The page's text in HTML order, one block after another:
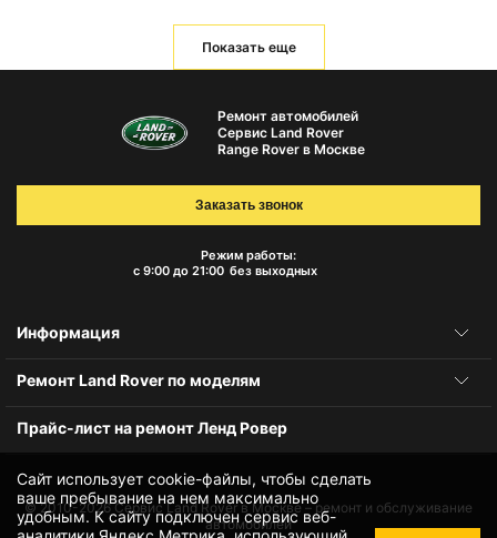
Показать еще
Сайт использует cookie-файлы, чтобы сделать
ваше пребывание на нем максимально
удобным. К cайту подключен сервис веб-
Ремонт автомобилей
Сервис Land Rover
Range Rover в Москве
Режим работы:
с 9:00 до 21:00 без выходных
Заказать звонок
Информация
Ремонт Land Rover по моделям
Прайс-лист на ремонт Ленд Ровер
© 2010-2026Сервис Land Rover в Москве – ремонт и обслуживание
автомобилей